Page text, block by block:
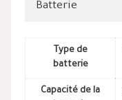
Batterie
Type de
batterie
Capacité de la